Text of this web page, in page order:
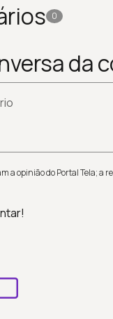
0
da
a opinião do Portal Tela; a